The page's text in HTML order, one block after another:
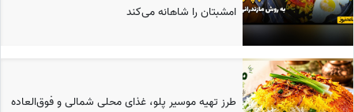
امشبتان را شاهانه می‌کند
طرز تهیه موسیر پلو، غذای محلی شمالی و فوق‌العاده